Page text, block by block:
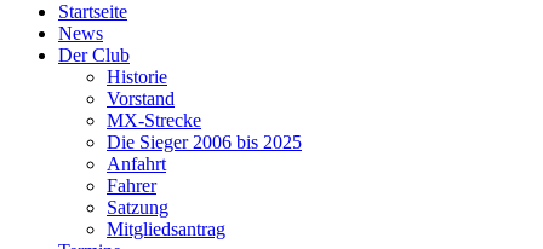
Startseite
News
Der Club
Historie
Vorstand
MX-Strecke
Die Sieger 2006 bis 2025
Anfahrt
Fahrer
Satzung
Mitgliedsantrag